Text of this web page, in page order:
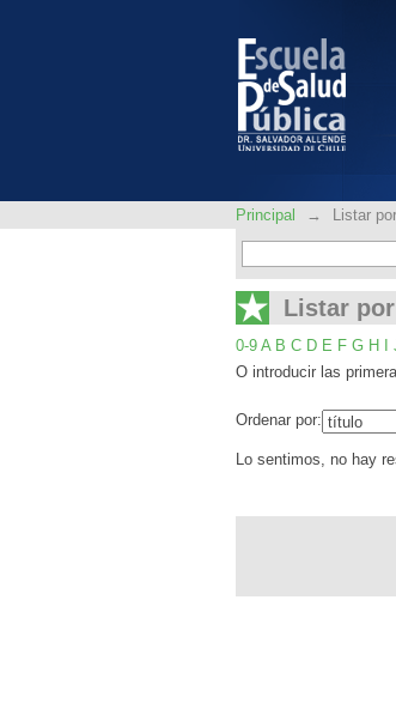
Principal → Listar
Listar
0-9 A B C D E F G H
O introducir las
Ordenar por:
Lo sentimos, no hay